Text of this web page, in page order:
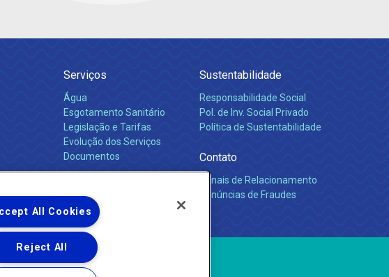
Serviços
Água
Esgotamento Sanitário
Legislação e Tarifas
Evolução dos Serviços
Documentos
Sustentabilidade
Responsabilidade Social
Pol. de Inv. Social Privado
Política de Sustentabilidade
Contato
Canais de Relacionamento
Denúncias de Fraudes
Reservados.
All Cookies
Reject All